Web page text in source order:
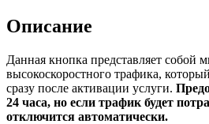
Описание
Данная кнопка представляет собой
высокоскоростного трафика,
сразу после активации услуги.
24 часа, но если трафик будет
отключится автоматически.